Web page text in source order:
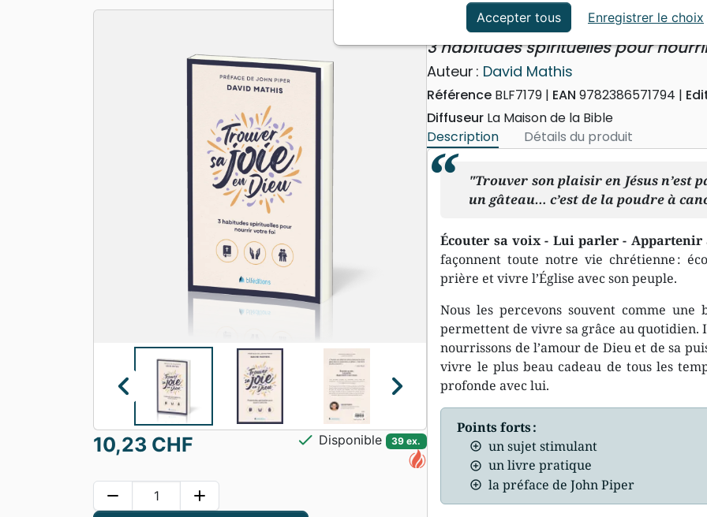
Apologétique
Formation
Événements actuels
Trouver sa joie en Dieu
3 habitudes spirituelles pour
Auteur : David Mathis
Référence BLF7179 EAN 9782386571794
Diffuseur La Maison de la Bible
Description
Détails du produit
"Trouver son plaisir en Jésus n’est
un gâteau… c’est de la poudre à
Écouter sa voix - Lui parler - Appartenir
façonnent toute notre vie chrétienne :
prière et vivre l’Église avec son peuple.
Nous les percevons souvent comme
permettent de vivre sa grâce au quotidien.
nourrissons de l’amour de Dieu et de sa
vivre le plus beau cadeau de tous les
profonde avec lui.
Points forts :
un sujet stimulant
un livre pratique
la préface de John Piper
chevron_left chevron_right
10,23 CHF check Disponible 39 ex.
remove add
Accepter tous Enregistrer le choix